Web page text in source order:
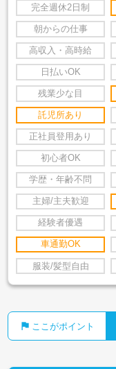
完全週休2日制
朝からの仕事
高収入・高時給
日払いOK
残業少な目
託児所あり
正社員登用あり
初心者OK
学歴・年齢不問
主婦/主夫歓迎
経験者優遇
車通勤OK
服装/髪型自由
flag ここがポイント